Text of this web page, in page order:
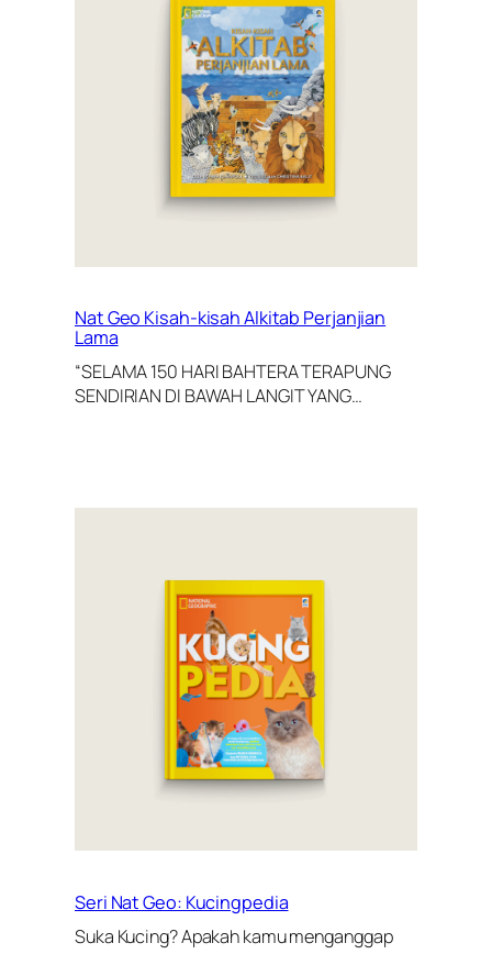
Nat Geo Kisah-kisah Alkitab Perjanjian
Lama
“SELAMA 150 HARI BAHTERA TERAPUNG
SENDIRIAN DI BAWAH LANGIT YANG…
Seri Nat Geo: Kucingpedia
Suka Kucing? Apakah kamu menganggap